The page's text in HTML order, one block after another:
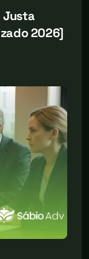
Justa
2026]